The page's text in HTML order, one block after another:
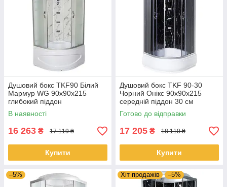
Душовий бокс TKF90 Білий
Мармур WG 90x90x215
глибокий піддон
В наявності
16 263 ₴ 17 119 ₴
Купити
Душовий бокс TKF 90-30
Чорний Онікс 90х90х215
середній піддон 30 см
Готово до відправки
17 205 ₴ 18 110 ₴
Купити
–5% Хіт продажів –5%